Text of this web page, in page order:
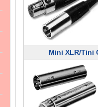
Mini XLR/Tini